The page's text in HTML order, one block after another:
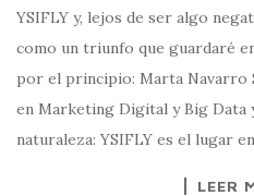
YSIFLY y, lejos de ser algo
como un triunfo que guardaré
por el principio: Marta Navarro
en Marketing Digital y Big Data
naturaleza: YSIFLY es el lugar
LEER